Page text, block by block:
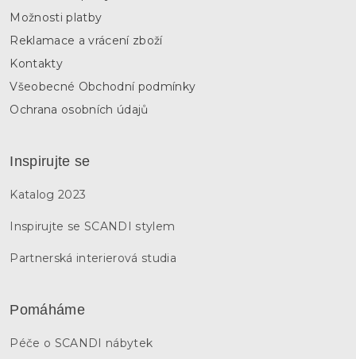
Možnosti platby
Reklamace a vrácení zboží
Kontakty
Všeobecné Obchodní podmínky
Ochrana osobních údajů
Inspirujte se
Katalog 2023
Inspirujte se SCANDI stylem
Partnerská interierová studia
Pomáháme
Péče o SCANDI nábytek